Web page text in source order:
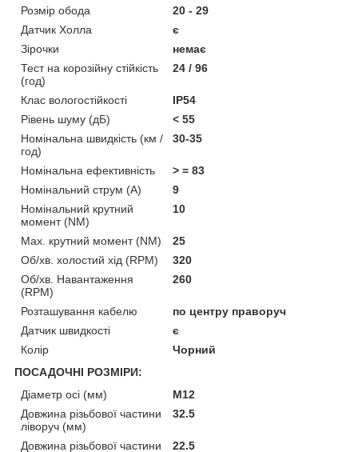
Розмір обода
20 - 29
Датчик Холла
є
Зірочки
немає
Тест на корозійну стійкість
(год)
24 / 96
Клас вологостійкості
IP54
Рівень шуму (дБ)
< 55
Номінальна швидкість (км /
год)
30-35
Номінальна ефективність
> = 83
Номінальний струм (А)
9
Номінальний крутний
момент (NM)
10
Мах. крутний момент (NM)
25
Об/хв. холостий хід (RPM)
320
Об/хв. Навантаження
(RPM)
260
Розташування кабелю
по центру праворуч
Датчик швидкості
є
Колір
Чорний
ПОСАДОЧНІ РОЗМІРИ:
Діаметр осі (мм)
М12
Довжина різьбової частини
ліворуч (мм)
32.5
Довжина різьбової частини
22.5